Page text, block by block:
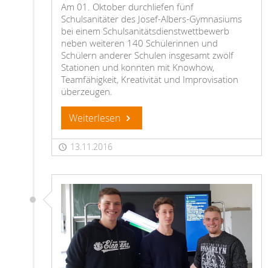
Am 01. Oktober durchliefen fünf
Schulsanitäter des Josef-Albers-Gymnasiums
bei einem Schulsanitätsdienstwettbewerb
neben weiteren 140 Schülerinnen und
Schülern anderer Schulen insgesamt zwölf
Stationen und konnten mit Knowhow,
Teamfähigkeit, Kreativität und Improvisation
überzeugen.
Weiterlesen
13.11.2016